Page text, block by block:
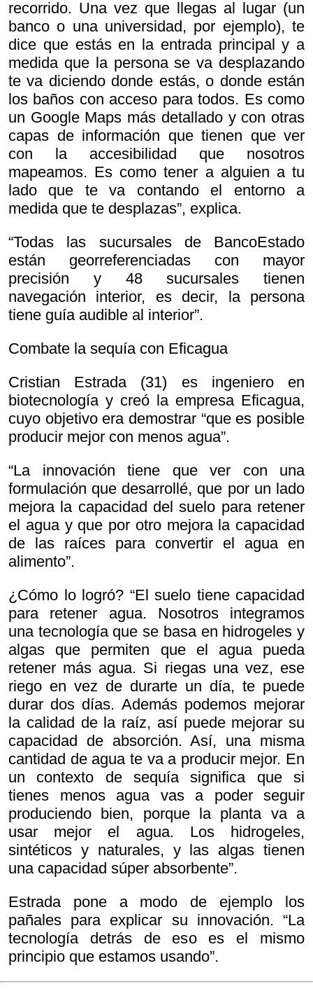
recorrido. Una vez que llegas al lugar (un
banco o una universidad, por ejemplo), te
dice que estás en la entrada principal y a
medida que la persona se va desplazando
te va diciendo donde estás, o donde están
los baños con acceso para todos. Es como
un Google Maps más detallado y con otras
capas de información que tienen que ver
con la accesibilidad que nosotros
mapeamos. Es como tener a alguien a tu
lado que te va contando el entorno a
medida que te desplazas”, explica.
“Todas las sucursales de BancoEstado
están georreferenciadas con mayor
precisión y 48 sucursales tienen
navegación interior, es decir, la persona
tiene guía audible al interior”.
Combate la sequía con Eficagua
Cristian Estrada (31) es ingeniero en
biotecnología y creó la empresa Eficagua,
cuyo objetivo era demostrar “que es posible
producir mejor con menos agua”.
“La innovación tiene que ver con una
formulación que desarrollé, que por un lado
mejora la capacidad del suelo para retener
el agua y que por otro mejora la capacidad
de las raíces para convertir el agua en
alimento”.
¿Cómo lo logró? “El suelo tiene capacidad
para retener agua. Nosotros integramos
una tecnología que se basa en hidrogeles y
algas que permiten que el agua pueda
retener más agua. Si riegas una vez, ese
riego en vez de durarte un día, te puede
durar dos días. Además podemos mejorar
la calidad de la raíz, así puede mejorar su
capacidad de absorción. Así, una misma
cantidad de agua te va a producir mejor. En
un contexto de sequía significa que si
tienes menos agua vas a poder seguir
produciendo bien, porque la planta va a
usar mejor el agua. Los hidrogeles,
sintéticos y naturales, y las algas tienen
una capacidad súper absorbente”.
Estrada pone a modo de ejemplo los
pañales para explicar su innovación. “La
tecnología detrás de eso es el mismo
principio que estamos usando”.